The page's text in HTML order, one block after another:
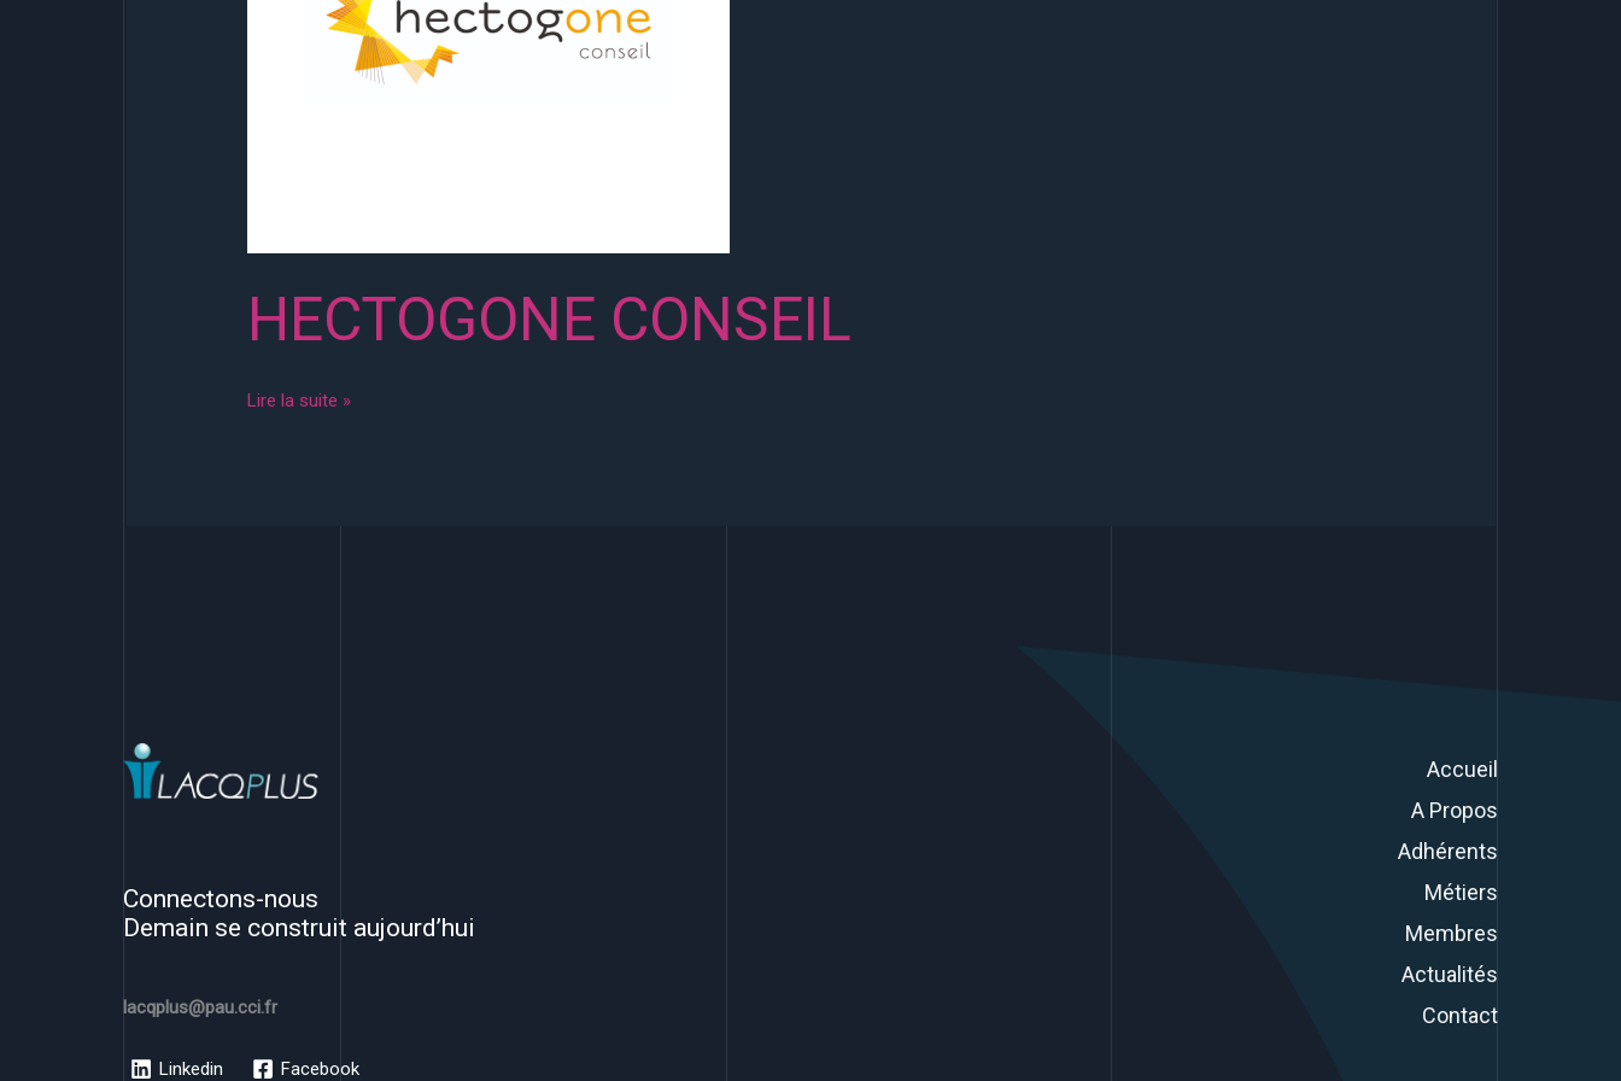
HECTOGONE CONSEIL
Lire la suite »
Connectons-nous
Demain se construit aujourd’hui
lacqplus@pau.cci.fr
Linkedin Facebook
Accueil
A Propos
Adhérents
Métiers
Membres
Actualités
Contact